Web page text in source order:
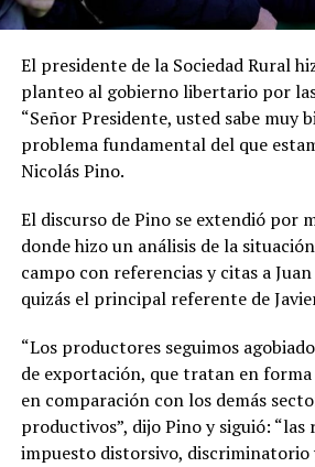
El presidente de la Sociedad Rural
planteo al gobierno libertario por
“Señor Presidente, usted sabe muy
problema fundamental del que
Nicolás Pino.
El discurso de Pino se extendió por
donde hizo un análisis de la
campo con referencias y citas a
quizás el principal referente de
“Los productores seguimos
de exportación, que tratan en forma
en comparación con los demás
productivos”, dijo Pino y siguió:
impuesto distorsivo, discriminatorio